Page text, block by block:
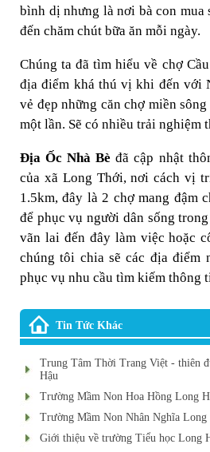
bình dị nhưng là nơi bà con mua
đến chăm chút bữa ăn mỗi ngày.
Chúng ta đã tìm hiểu về chợ
địa điểm khá thú vị khi đến với
vẻ đẹp những căn chợ miền
một lần. Sẽ có nhiều trải nghiệm
Địa Ốc Nhà Bè đã cập nhật
của xã Long Thới, nơi cách vị
1.5km, đây là 2 chợ mang đậm
để phục vụ người dân sống
vãn lai đến đây làm việc hoặc
chúng tôi chia sẽ các địa điểm
phục vụ nhu cầu tìm kiếm thông
Tin Tức Khác
Trung Tâm Thời Trang Việt - thiên
Hậu
Trường Mầm Non Hoa Hồng Long
Trường Mầm Non Nhân Nghĩa Long
Giới thiệu về trường Tiểu học Long